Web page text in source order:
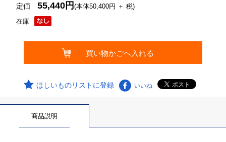
在庫
定価55,440円(本体50,400円 ＋ 税)
ほしいものリストに登録 いいね
商品説明